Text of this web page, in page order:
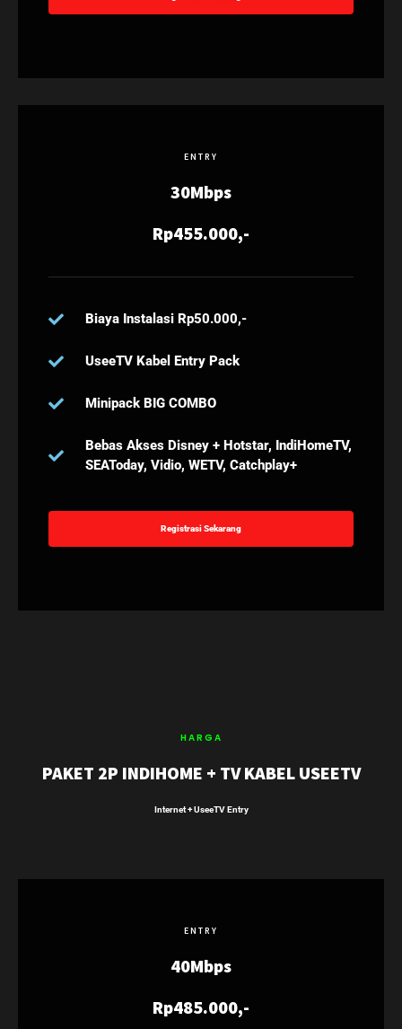
ENTRY
30Mbps
Rp455.000,-
Biaya Instalasi Rp50.000,-
UseeTV Kabel Entry Pack
Minipack BIG COMBO
Bebas Akses Disney + Hotstar, IndiHomeTV,
SEAToday, Vidio, WETV, Catchplay+
Registrasi Sekarang
HARGA
PAKET 2P INDIHOME + TV KABEL USEETV
Internet + UseeTV Entry
ENTRY
40Mbps
Rp485.000,-